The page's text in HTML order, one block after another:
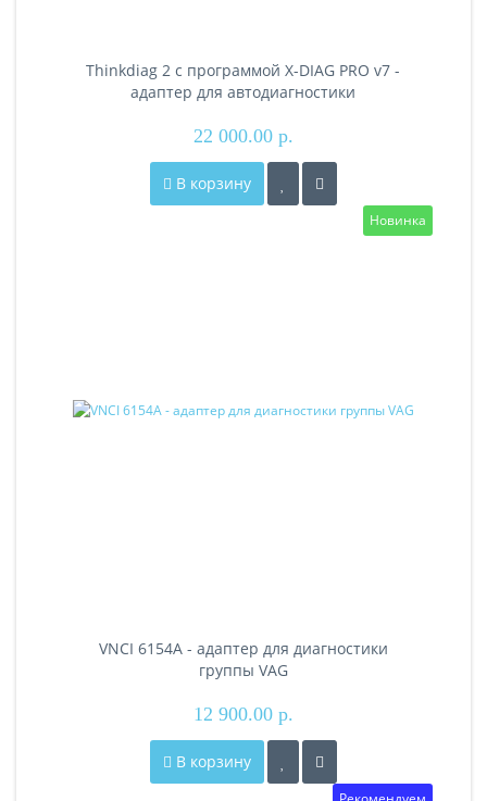
Thinkdiag 2 с программой X-DIAG PRO v7 -
адаптер для автодиагностики
22 000.00 р.
В корзину
Новинка
VNCI 6154A - адаптер для диагностики
группы VAG
12 900.00 р.
В корзину